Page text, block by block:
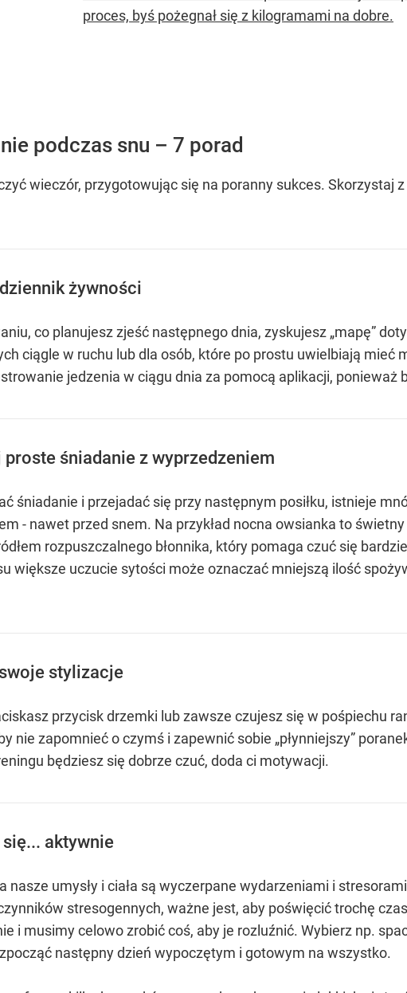
proces, byś pożegnał się z kilogramami na dobre.
podczas snu – 7 porad
wieczór, przygotowując się na poranny sukces. Skorzystaj
żywności
co planujesz zjeść następnego dnia, zyskujesz „mapę”
ciągle w ruchu lub dla osób, które po prostu uwielbiają mieć
jedzenia w ciągu dnia za pomocą aplikacji, ponieważ
proste śniadanie z wyprzedzeniem
śniadanie i przejadać się przy następnym posiłku, istnieje
- nawet przed snem. Na przykład nocna owsianka to
rozpuszczalnego błonnika, który pomaga czuć się
większe uczucie sytości może oznaczać mniejszą ilość
stylizacje
przycisk drzemki lub zawsze czujesz się w pośpiechu
nie zapomnieć o czymś i zapewnić sobie „płynniejszy”
będziesz się dobrze czuć, doda ci motywacji.
aktywnie
nasze umysły i ciała są wyczerpane wydarzeniami i
stresogennych, ważne jest, aby poświęcić trochę
i musimy celowo zrobić coś, aby je rozluźnić. Wybierz np.
następny dzień wypoczętym i gotowym na wszystko.